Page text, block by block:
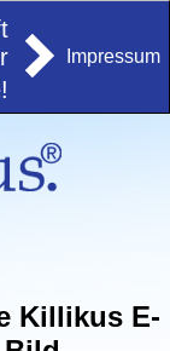
Impressum
Killikus E-